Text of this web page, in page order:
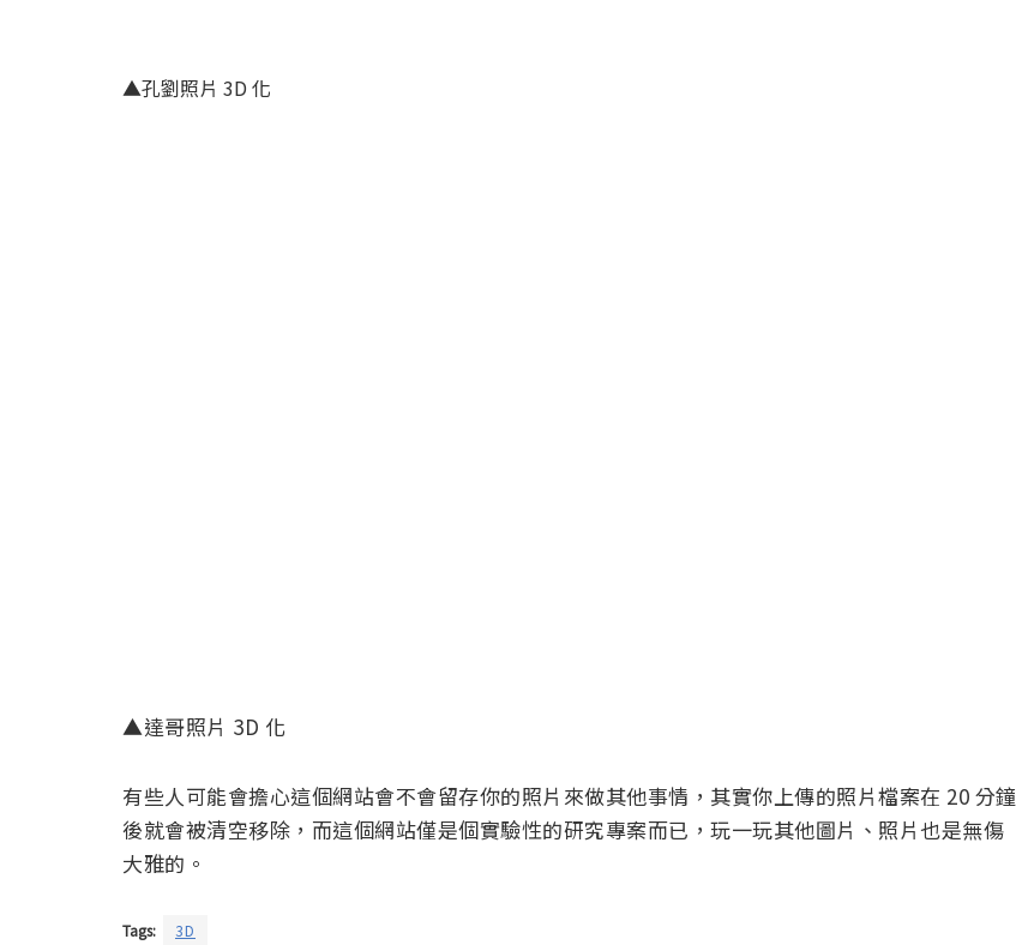
▲孔劉照片 3D 化
▲達哥照片 3D 化
有些人可能會擔心這個網站會不會留存你的照片來做其他事情，其實你上傳的照片檔案在 20 分鐘
後就會被清空移除，而這個網站僅是個實驗性的研究專案而已，玩一玩其他圖片、照片也是無傷
大雅的。
Tags: 3D